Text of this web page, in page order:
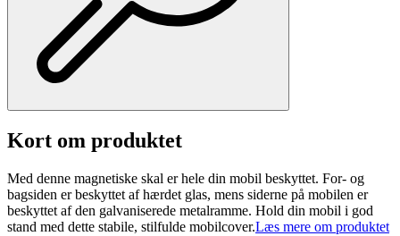
Kort om produktet
Med denne magnetiske skal er hele din mobil beskyttet. For- og
bagsiden er beskyttet af hærdet glas, mens siderne på mobilen er
beskyttet af den galvaniserede metalramme. Hold din mobil i god
stand med dette stabile, stilfulde mobilcover.Læs mere om produktet